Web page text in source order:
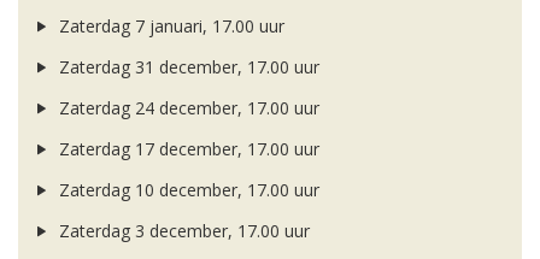
Zaterdag 7 januari, 17.00 uur
Zaterdag 31 december, 17.00 uur
Zaterdag 24 december, 17.00 uur
Zaterdag 17 december, 17.00 uur
Zaterdag 10 december, 17.00 uur
Zaterdag 3 december, 17.00 uur